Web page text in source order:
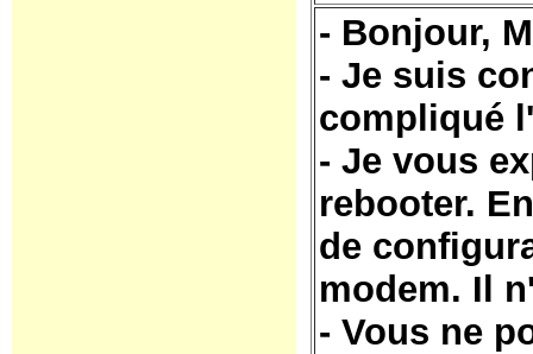
- Bonjour,
- Je suis
compliqué
- Je vous
rebooter.
de
modem. Il
- Vous ne